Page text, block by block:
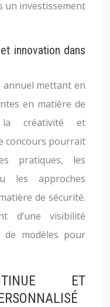
un investissement
innovation dans
annuel mettant en
en matière de
créativité et
concours pourrait
pratiques, les
les approches
de sécurité.
d’une visibilité
modèles pour
ET